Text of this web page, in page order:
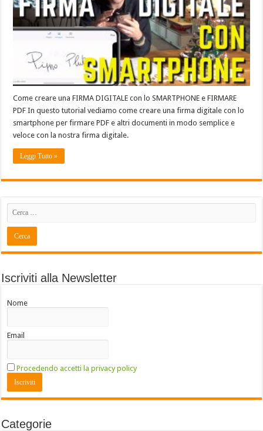
Come creare una FIRMA DIGITALE con lo SMARTPHONE e FIRMARE
PDF In questo tutorial vediamo come creare una firma digitale con lo
smartphone per firmare PDF e altri documenti in modo semplice e
veloce con la nostra firma digitale.
Leggi Tutto »
Iscriviti alla Newsletter
Nome
Email
Procedendo accetti la privacy policy
Categorie